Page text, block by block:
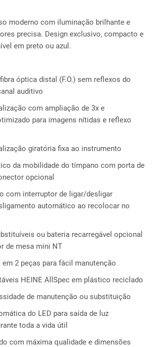
moderno com iluminação brilhante e
precisa. Design exclusivo, compacto e
em preto ou azul.
óptica distal (F.O.) sem reflexos do
auditivo
com ampliação de 3x e
para imagens nítidas e reflexo
giratória fixa ao instrumento
da mobilidade do tímpano com porta de
opcional
com interruptor de ligar/desligar
automático ao recolocar no
ou bateria recarregável opcional
de mesa mini NT
em 2 peças para fácil manutenção
HEINE AllSpec em plástico reciclado
de manutenção ou substituição
do LED para saída de luz
toda a vida útil
com máxima qualidade e dimensões